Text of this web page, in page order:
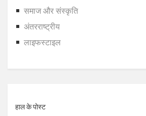
समाज और संस्कृति
अंतरराष्ट्रीय
लाइफस्टाइल
हाल के पोस्ट